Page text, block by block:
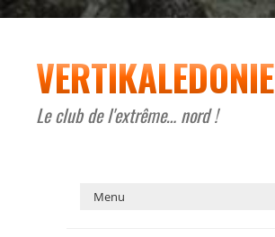
VERTIKALEDONIE
Le club de l'extrême… nord !